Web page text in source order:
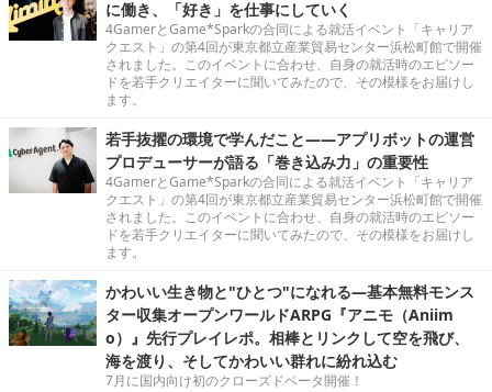
に働き、「好き」を仕事にしていく
4GamerとGame*Sparkの合同による就活イベント「キャリア
クエスト」の第4回が東京都立産業貿易センター浜松町館で開催
されました。このイベントに合わせ、自身の就活時のエピソー
ドを若手クリエイターに聞いてみたので、その模様をお届けし
ます。
若手抜擢の環境で学んだこと――アプリボットの運営
プロデューサーが語る「巻き込み力」の重要性
4GamerとGame*Sparkの合同による就活イベント「キャリア
クエスト」の第4回が東京都立産業貿易センター浜松町館で開催
されました。このイベントに合わせ、自身の就活時のエピソー
ドを若手クリエイターに聞いてみたので、その模様をお届けし
ます。
かわいい生き物と"ひとつ"になれる―基本無料モンス
ター収集オープンワールドARPG『アニモ（Aniim
o）』先行プレイレポ。相棒とリンクして空を飛び、
海を渡り、そしてかわいい群れに紛れ込む
7月に国内向け初のクローズドベータ開催！